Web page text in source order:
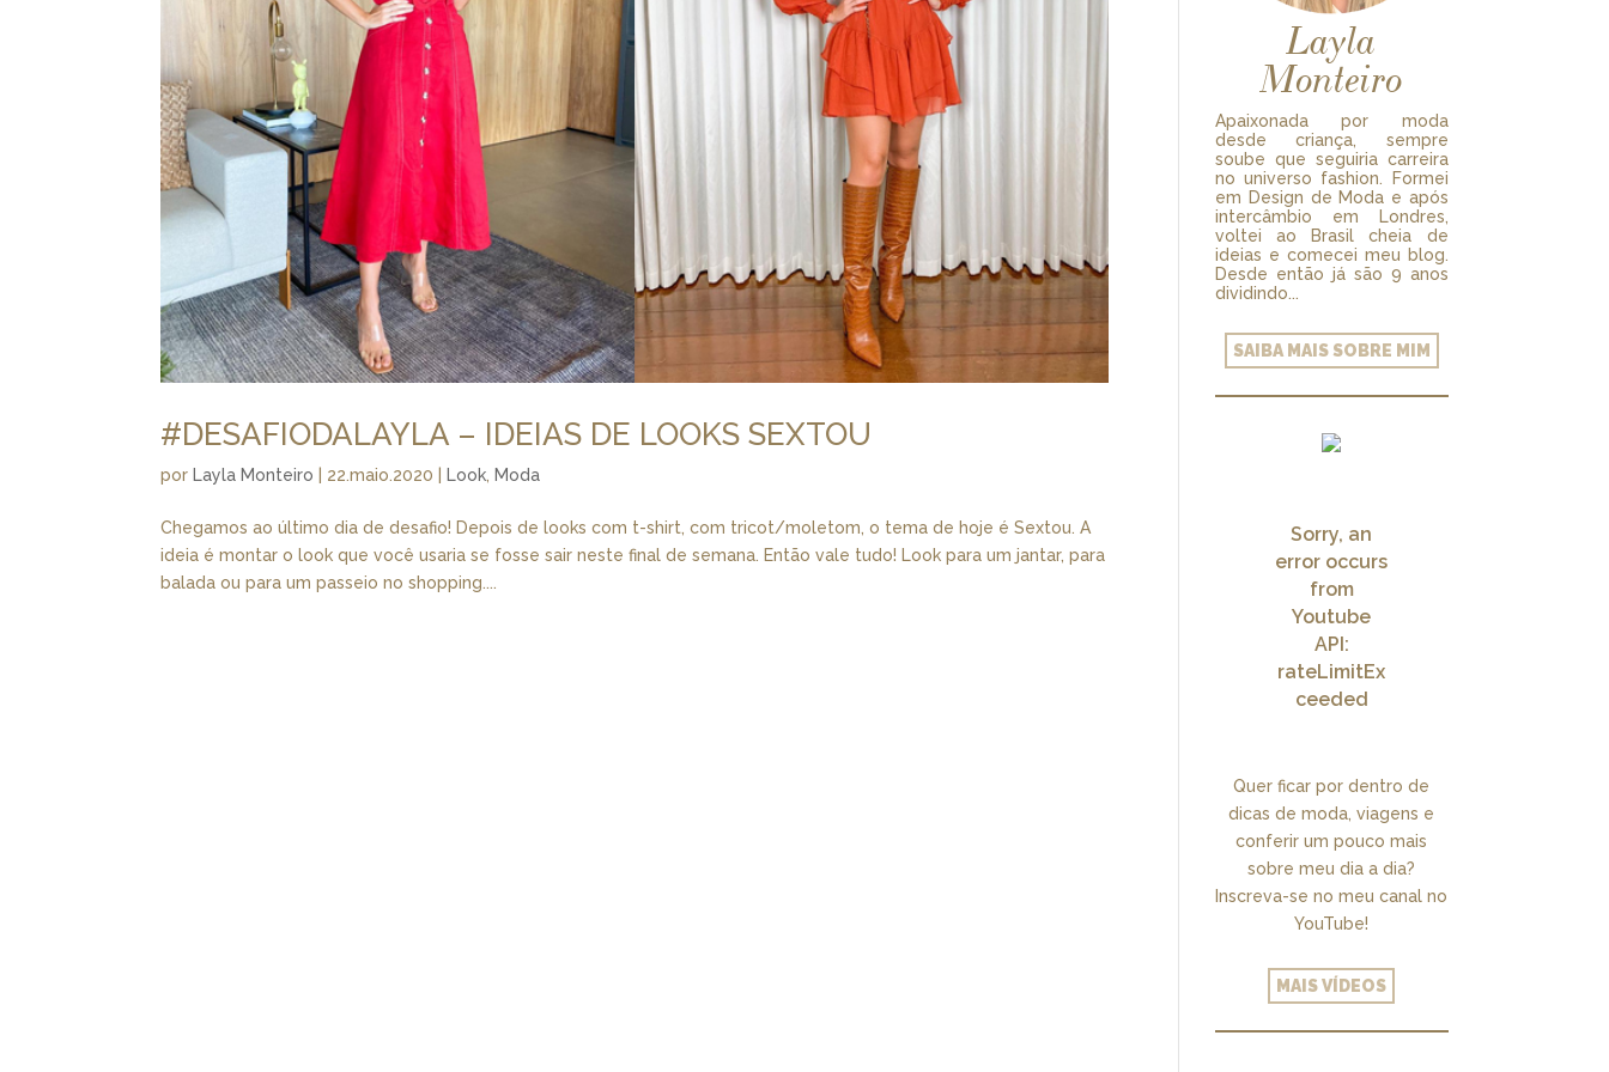
#DESAFIODALAYLA – IDEIAS DE LOOKS SEXTOU
porLayla Monteiro | 22.maio.2020 |Look,Moda
Chegamos ao último dia de desafio! Depois de looks com t-shirt, com tricot/moletom, o tema de hoje é Sextou. A
ideia é montar o look que você usaria se fosse sair neste final de semana. Então vale tudo! Look para um jantar, para
balada ou para um passeio no shopping....
Layla
Monteiro
Apaixonada por moda
desde criança, sempre
soube que seguiria carreira
no universo fashion. Formei
em Design de Moda e após
intercâmbio em Londres,
voltei ao Brasil cheia de
ideias e comecei meu blog.
Desde então já são 9 anos
dividindo...
SAIBA MAIS SOBRE MIM
Sorry, an
error occurs
from
Youtube
API:
rateLimitEx
ceeded
Quer ficar por dentro de
dicas de moda, viagens e
conferir um pouco mais
sobre meu dia a dia?
Inscreva-se no meu canal no
YouTube!
MAIS VÍDEOS